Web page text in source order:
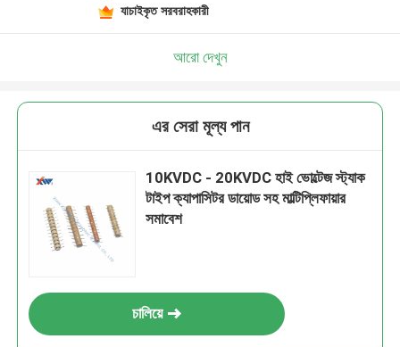
যাচাইকৃত সরবরাহকারী
আরো দেখুন
এর সেরা মূল্য পান
10KVDC - 20KVDC হাই ভোল্টেজ স্ট্যাক
টাইপ ক্যাপাসিটর ডায়োড সহ মাল্টিপ্লিফায়ার
সমাবেশ
চালিয়ে